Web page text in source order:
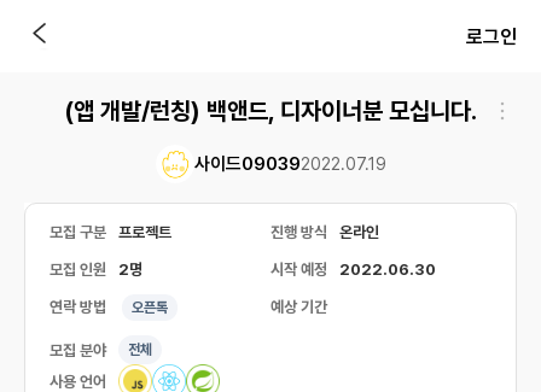
로그인
(앱 개발/런칭) 백앤드, 디자이너분 모십니다.
사이드090392022.07.19
모집 구분 프로젝트 진행 방식 온라인
모집 인원 2명 시작 예정 2022.06.30
연락 방법 오픈톡 예상 기간
모집 분야 전체
사용 언어